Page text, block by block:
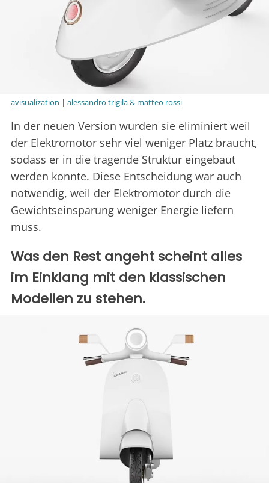
avisualization | alessandro trigila & matteo rossi
In der neuen Version wurden sie eliminiert weil
der Elektromotor sehr viel weniger Platz braucht,
sodass er in die tragende Struktur eingebaut
werden konnte. Diese Entscheidung war auch
notwendig, weil der Elektromotor durch die
Gewichtseinsparung weniger Energie liefern
muss.
Was den Rest angeht scheint alles
im Einklang mit den klassischen
Modellen zu stehen.